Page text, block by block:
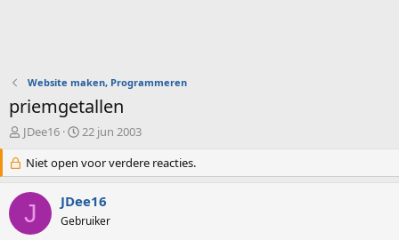
Website maken, Programmeren
priemgetallen
O
d
e
r
w
e
JDee16
S
a
r
d
a
22 jun 2003
Niet open voor verdere reacties.
J JDee16
Gebruiker